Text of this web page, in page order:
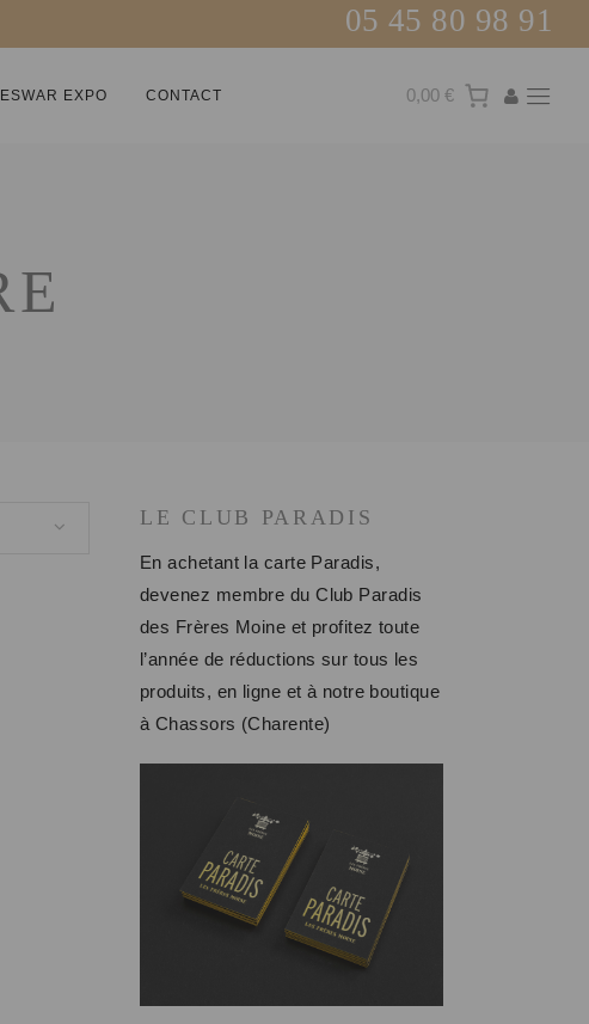
05 45 80 98 91
EXPO CONTACT 0,00 €
LE CLUB PARADIS
En achetant la carte Paradis,
devenez membre du Club Paradis
des Frères Moine et profitez toute
l’année de réductions sur tous les
produits, en ligne et à notre boutique
à Chassors (Charente)